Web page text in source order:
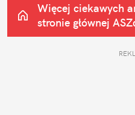
Więcej ciekawych
stronie głównej